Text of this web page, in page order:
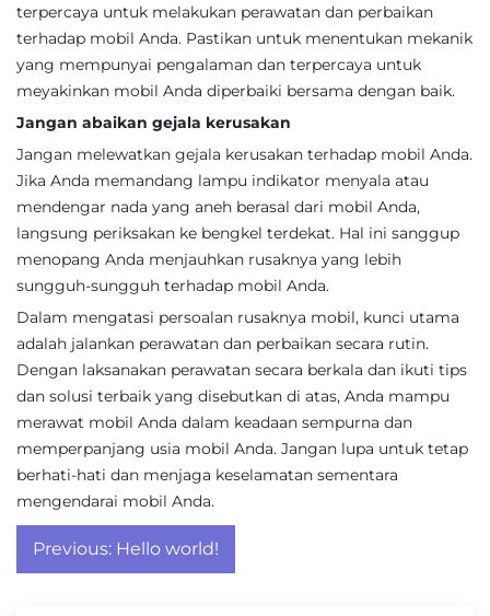
terpercaya untuk melakukan perawatan dan perbaikan
terhadap mobil Anda. Pastikan untuk menentukan mekanik
yang mempunyai pengalaman dan terpercaya untuk
meyakinkan mobil Anda diperbaiki bersama dengan baik.
Jangan abaikan gejala kerusakan
Jangan melewatkan gejala kerusakan terhadap mobil Anda.
Jika Anda memandang lampu indikator menyala atau
mendengar nada yang aneh berasal dari mobil Anda,
langsung periksakan ke bengkel terdekat. Hal ini sanggup
menopang Anda menjauhkan rusaknya yang lebih
sungguh-sungguh terhadap mobil Anda.
Dalam mengatasi persoalan rusaknya mobil, kunci utama
adalah jalankan perawatan dan perbaikan secara rutin.
Dengan laksanakan perawatan secara berkala dan ikuti tips
dan solusi terbaik yang disebutkan di atas, Anda mampu
merawat mobil Anda dalam keadaan sempurna dan
memperpanjang usia mobil Anda. Jangan lupa untuk tetap
berhati-hati dan menjaga keselamatan sementara
mengendarai mobil Anda.
Post
navigation
Previous: Hello world!